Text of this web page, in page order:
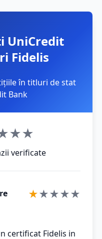
UniCredit
Fidelis
în titluri de stat
Bank
★★
verificate
★★★★★
certificat Fidelis in